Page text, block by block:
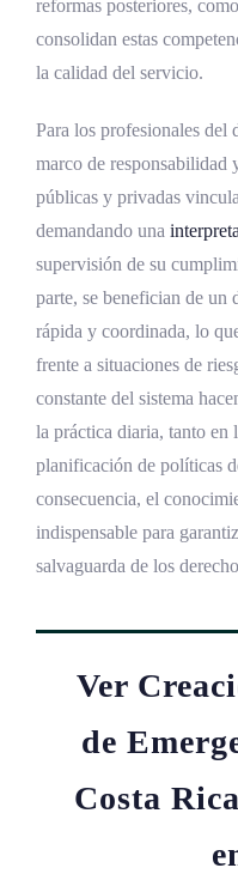
reformas posteriores,
consolidan estas
la calidad del servicio.
Para los profesionales
marco de responsabilidad
públicas y privadas
demandando una
supervisión de su
parte, se benefician de un
rápida y coordinada, lo
frente a situaciones de
constante del sistema
la práctica diaria, tanto en
planificación de políticas
consecuencia, el
indispensable para
salvaguarda de los
Ver
de
Costa